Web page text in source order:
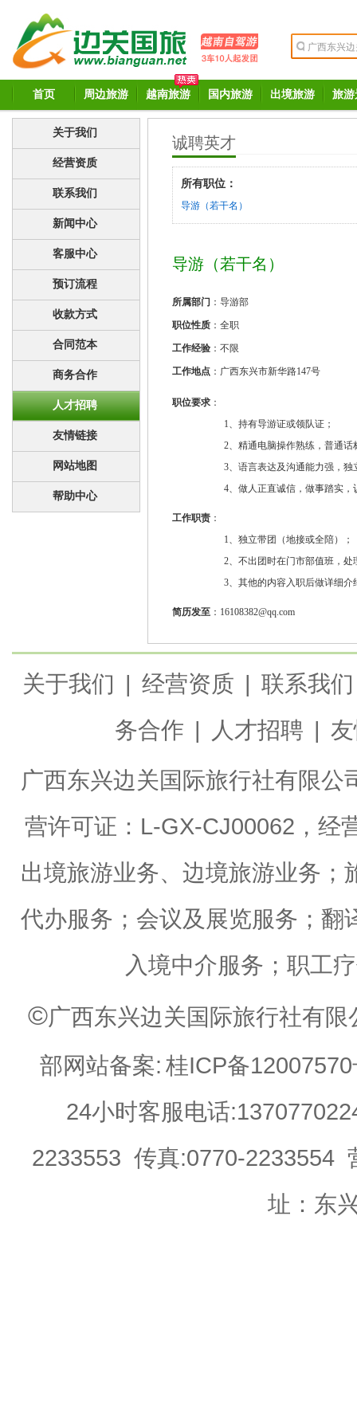
首页 周边旅游 越南旅游 国内旅游 出境旅游 旅游
关于我们
经营资质
联系我们
新闻中心
客服中心
预订流程
收款方式
合同范本
商务合作
人才招聘
友情链接
网站地图
帮助中心
诚聘英才
所有职位：
导游（若干名）
导游（若干名）
所属部门 ：导游部
职位性质 ：全职
工作经验 ：不限
工作地点 ：广西东兴市新华路147号
职位要求 ：
1、持有导游证或领队证；
2、精通电脑操作熟练，普通
3、语言表达及沟通能力强，
4、做人正直诚信，做事踏实
工作职责 ：
1、独立带团（地接或全陪）；
2、不出团时在门市部值班，处
3、其他的内容入职后做详细介
简历发至 ：16108382@qq.com
关于我们 | 经营资质 | 联系我们
务合作 | 人才招聘 |
广西东兴边关国际旅行社有限
营许可证：L-GX-CJ00062，经
出境旅游业务、边境旅游业务
代办服务；会议及展览服务；翻
入境中介服务；职工
©广西东兴边关国际旅行社有
部网站备案: 桂ICP备
24小时客服电话
2233553 传真:0770-2233554
址：东